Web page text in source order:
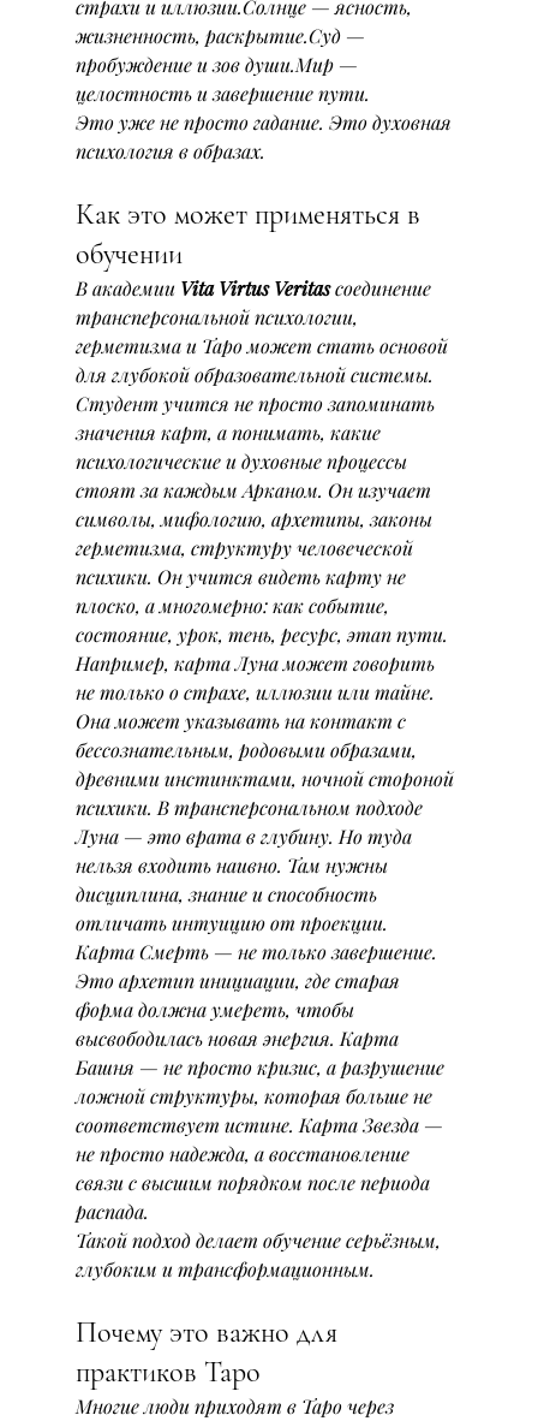
страхи и иллюзии.Солнце — ясность,
жизненность, раскрытие.Суд —
пробуждение и зов души.Мир —
целостность и завершение пути.
Это уже не просто гадание. Это духовная
психология в образах.
Как это может применяться в
обучении
В академии Vita Virtus Veritas соединение
трансперсональной психологии,
герметизма и Таро может стать основой
для глубокой образовательной системы.
Студент учится не просто запоминать
значения карт, а понимать, какие
психологические и духовные процессы
стоят за каждым Арканом. Он изучает
символы, мифологию, архетипы, законы
герметизма, структуру человеческой
психики. Он учится видеть карту не
плоско, а многомерно: как событие,
состояние, урок, тень, ресурс, этап пути.
Например, карта Луна может говорить
не только о страхе, иллюзии или тайне.
Она может указывать на контакт с
бессознательным, родовыми образами,
древними инстинктами, ночной стороной
психики. В трансперсональном подходе
Луна — это врата в глубину. Но туда
нельзя входить наивно. Там нужны
дисциплина, знание и способность
отличать интуицию от проекции.
Карта Смерть — не только завершение.
Это архетип инициации, где старая
форма должна умереть, чтобы
высвободилась новая энергия. Карта
Башня — не просто кризис, а разрушение
ложной структуры, которая больше не
соответствует истине. Карта Звезда —
не просто надежда, а восстановление
связи с высшим порядком после периода
распада.
Такой подход делает обучение серьёзным,
глубоким и трансформационным.
Почему это важно для
практиков Таро
Многие люди приходят в Таро через